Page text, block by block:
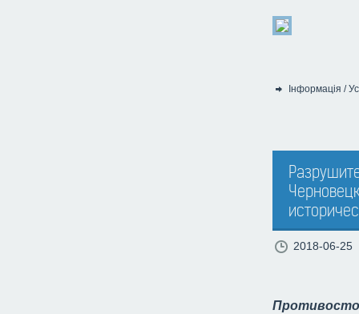
Категорія:
Інформація /
2018-06-25